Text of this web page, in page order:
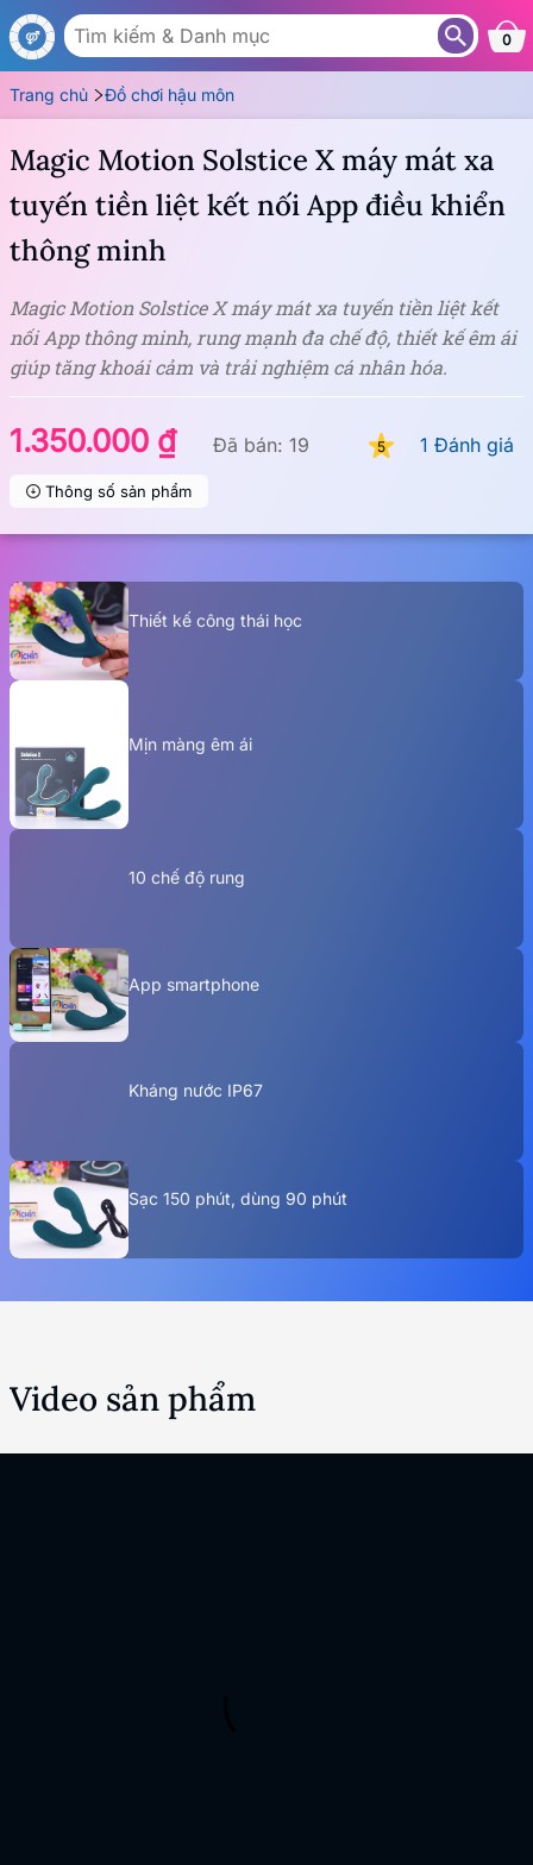
0
Trang chủ Đồ chơi hậu môn
1.350.000 ₫ Đã bán: 19 5 1 Đánh giá
Thông số sản phẩm
Magic Motion Solstice X máy mát xa
tuyến tiền liệt kết nối App điều khiển
thông minh
Magic Motion Solstice X máy mát xa tuyến tiền liệt kết
nối App thông minh, rung mạnh đa chế độ, thiết kế êm ái
giúp tăng khoái cảm và trải nghiệm cá nhân hóa.
Thiết kế công thái học
Mịn màng êm ái
10 chế độ rung
App smartphone
Kháng nước IP67
Sạc 150 phút, dùng 90 phút
Video sản phẩm